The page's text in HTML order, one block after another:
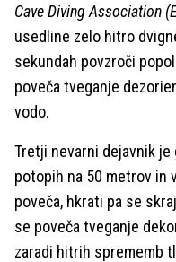
Cave Diving Association
usedline zelo hitro
sekundah povzroči
poveča tveganje
vodo.
Tretji nevarni dejavnik
potopih na 50 metrov in
poveča, hkrati pa se
se poveča tveganje
zaradi hitrih sprememb